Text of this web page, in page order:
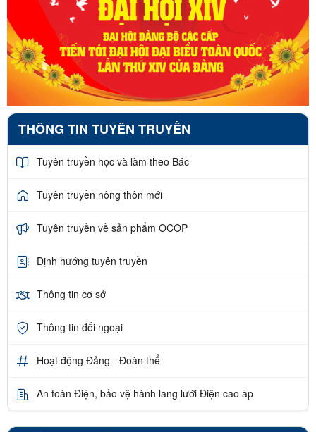
THÔNG TIN TUYÊN TRUYỀN
Tuyên truyền học và làm theo Bác
Tuyên truyền nông thôn mới
Tuyên truyền về sản phẩm OCOP
Định hướng tuyên truyền
Thông tin cơ sở
Thông tin đối ngoại
Hoạt động Đảng - Đoàn thể
An toàn Điện, bảo vệ hành lang lưới Điện cao áp